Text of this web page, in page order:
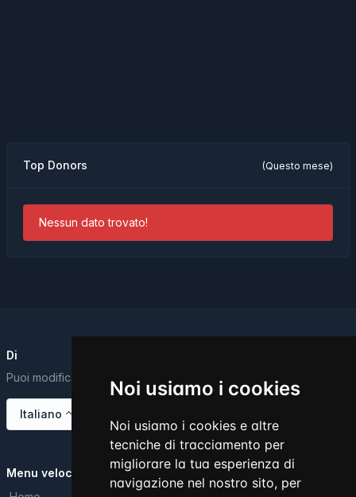
Noi usiamo i cookies
Noi usiamo i cookies e altre
tecniche di tracciamento per
migliorare la tua esperienza di
navigazione nel nostro sito, per
Top Donors (Questo mese)
Nessun dato trovato!
Di
Puoi modificare questo testo dal Dashboard.
Italiano
Menu veloce